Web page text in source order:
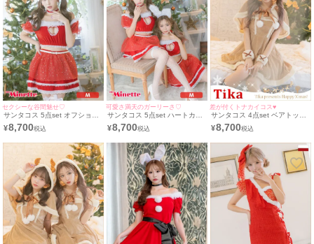
セクシーな谷間魅せ♡
サンタコス 5点set オフショル
ダーデザインスカラップレース
ふわふわガーリーセパレートバ
[チョーカー+トップス＋ベルト
＋スカート＋カチューシャ]
¥8,700
可愛さ満天のガーリーさ♡
サンタコス 5点set ハートカッ
トバストキラキラチュールふわ
ふわフリルバニーアニマル サ
ップス＋ベルト＋スカート＋カ
チューシャ]
¥8,700
差が付くトナカイコス♥
サンタコス 4点set ベアトップ
ミニワンピ＆ツノ付きケープふ
わふわボアトナカイアニマル
ープ+ワンピース＋カフス＋透
明ストラップ]
¥8,700